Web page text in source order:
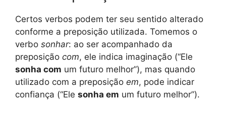
Certos verbos podem ter seu sentido alterado
conforme a preposição utilizada. Tomemos o
verbo sonhar: ao ser acompanhado da
preposição com, ele indica imaginação (“Ele
sonha com um futuro melhor”), mas quando
utilizado com a preposição em, pode indicar
confiança (“Ele sonha em um futuro melhor”).